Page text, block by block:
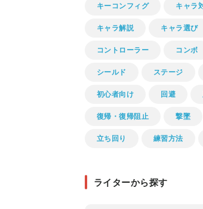
キーコンフィグ キャラ
キャラ解説 キャラ選び
コントローラー コンボ
シールド ステージ
初心者向け 回避
復帰・復帰阻止 撃墜
立ち回り 練習方法
ライターから探す